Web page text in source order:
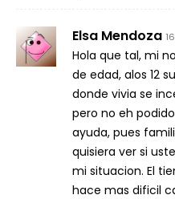
Elsa Mendoza
Hola que tal, mi
de edad, alos 12
donde vivia se
pero no eh
ayuda, pues
quisiera ver si
mi situacion. El
hace mas dificil